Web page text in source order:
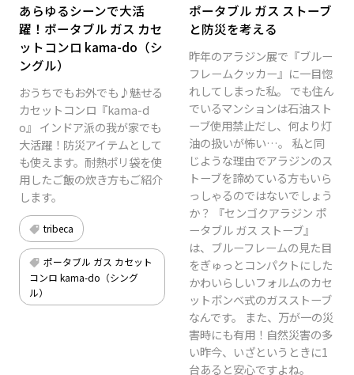
あらゆるシーンで大活
躍！ポータブル ガス カセ
ットコンロ kama-do（シ
ングル）
おうちでもお外でも♪魅せる
カセットコンロ『kama-d
o』 インドア派の我が家でも
大活躍！防災アイテムとして
も使えます。耐熱ポリ袋を使
用したご飯の炊き方もご紹介
します。
tribeca
ポータブル ガス カセット
コンロ kama-do（シング
ル）
ポータブル ガス ストーブ
と防災を考える
昨年のアラジン展で『ブルー
フレームクッカー』に一目惚
れしてしまった私。 でも住ん
でいるマンションは石油スト
ーブ使用禁止だし、何より灯
油の扱いが怖い…。 私と同
じような理由でアラジンのス
トーブを諦めている方もいら
っしゃるのではないでしょう
か？ 『センゴクアラジン ポ
ータブル ガス ストーブ』
は、ブルーフレームの見た目
をぎゅっとコンパクトにした
かわいらしいフォルムのカセ
ットボンベ式のガスストーブ
なんです。 また、万が一の災
害時にも有用！自然災害の多
い昨今、いざというときに1
台あると安心ですよね。